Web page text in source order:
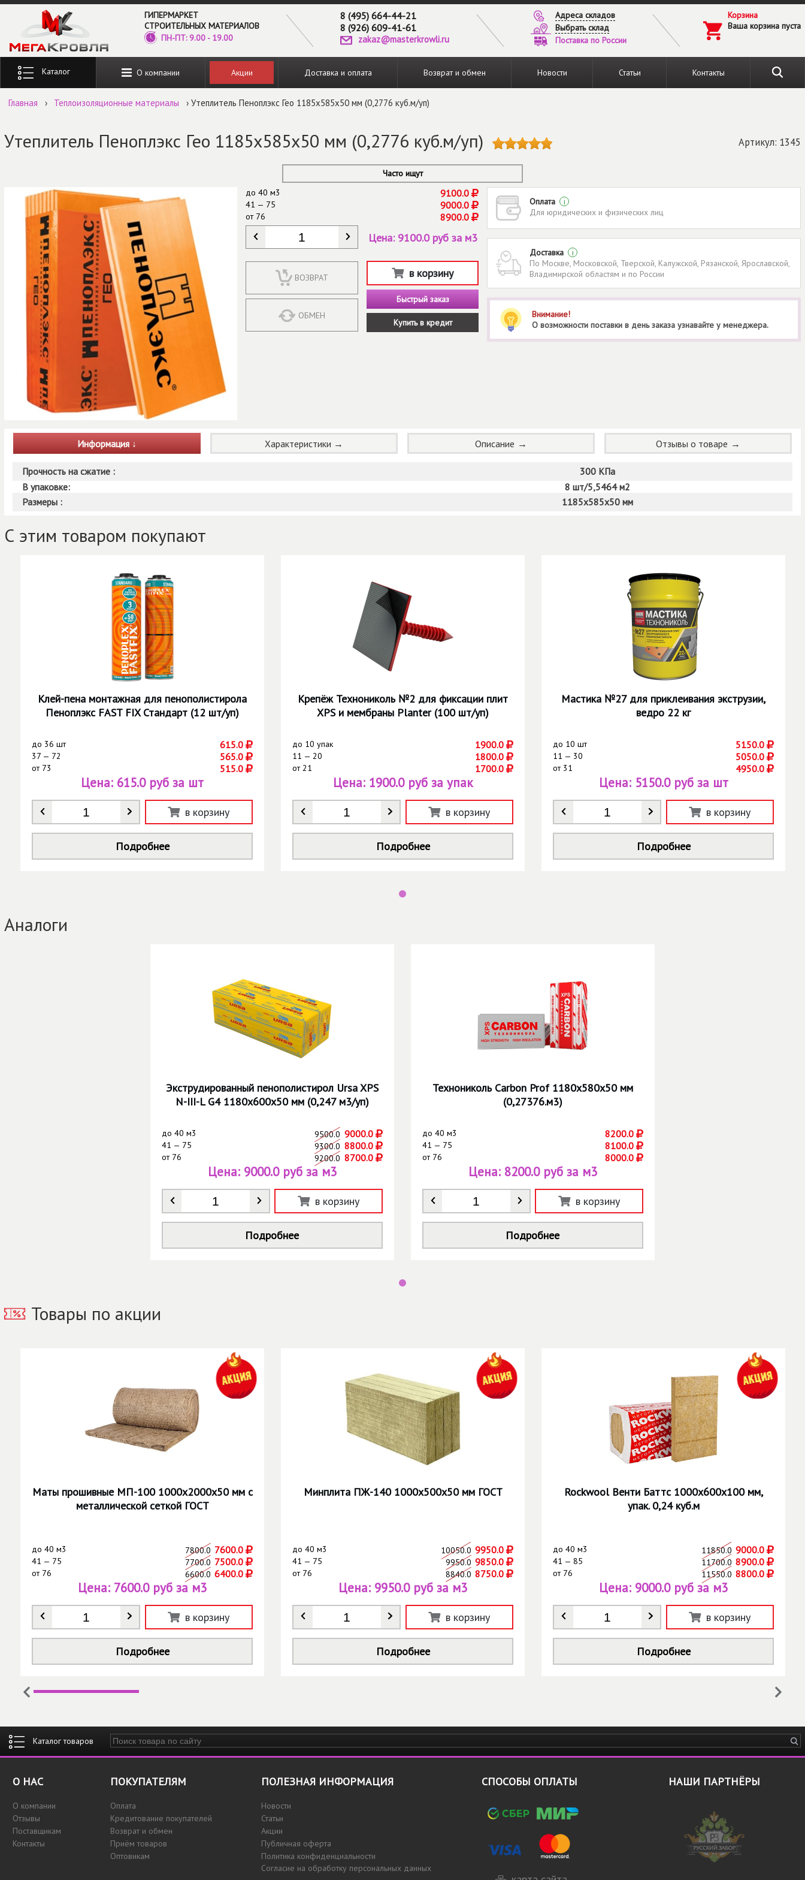
Перейти к основному содержанию
ГИПЕРМАРКЕТ
СТРОИТЕЛЬНЫХ МАТЕРИАЛОВ
ПН-ПТ: 9.00 - 19.00
8 (495) 664-44-21
8 (926) 609-41-61
zakaz@masterkrowli.ru
Адреса складов
Выбрать склад
Поставка по России
Корзина
Ваша корзина пуста
О компании Акции Доставка и оплата Возврат и обмен Новости Статьи Контакты
Введите ключевые слова для поиска
Главная › Теплоизоляционные материалы › Утеплитель Пеноплэкс Гео 1185х585х50 мм (0,2776 куб.м/уп)
Утеплитель Пеноплэкс Гео 1185х585х50 мм (0,2776 куб.м/уп) Артикул: 1345
Часто ищут
до 40 м3 9100.0
41 — 75 9000.0
от76 8900.0
КОЛИЧЕСТВО*
ВОЗВРАТ
ОБМЕН
Цена: 9100.0 руб за м3
в корзину
Быстрый заказ
Купить в кредит
Оплата
i
Для юридических и физических лиц
Доставка
i
По Москве, Московской, Тверской, Калужской, Рязанской, Ярославской,
Владимирской областям и по России
Внимание!
О возможности поставки в день заказа узнавайте у менеджера.
Информация Характеристики Описание Отзывы о товаре
Прочность на сжатие :
300 КПа
В упаковке:
8 шт/5,5464 м2
Размеры :
1185х585х50 мм
С этим товаром покупают
Клей-пена монтажная для пенополистирола
Пеноплэкс FAST FIX Стандарт (12 шт/уп)
до 36 шт 615.0
37 — 72 565.0
от73 515.0
Количество
Цена: 615.0 руб за шт
в корзину
Подробнее
Крепёж Технониколь №2 для фиксации плит
XPS и мембраны Planter (100 шт/уп)
до 10 упак 1900.0
11 — 20 1800.0
от21 1700.0
Количество
Цена: 1900.0 руб за упак
в корзину
Подробнее
Мастика №27 для приклеивания экструзии,
ведро 22 кг
до 10 шт 5150.0
11 — 30 5050.0
от31 4950.0
Количество
Цена: 5150.0 руб за шт
в корзину
Подробнее
Аналоги
Экструдированный пенополистирол Ursa XPS
N-III-L G4 1180х600х50 мм (0,247 м3/уп)
до 40 м3 9500.0 9000.0
41 — 75 9300.0 8800.0
от76 9200.0 8700.0
Количество
Цена: 9000.0 руб за м3
в корзину
Подробнее
Технониколь Carbon Prof 1180х580х50 мм
(0,27376.м3)
до 40 м3 8200.0
41 — 75 8100.0
от76 8000.0
Количество
Цена: 8200.0 руб за м3
в корзину
Подробнее
Товары по акции
Маты прошивные МП-100 1000х2000х50 мм с
металлической сеткой ГОСТ
до 40 м3 7800.0 7600.0
41 — 75 7700.0 7500.0
от76 6600.0 6400.0
Количество
Цена: 7600.0 руб за м3
в корзину
Подробнее
Минплита ПЖ-140 1000х500х50 мм ГОСТ
до 40 м3 10050.0 9950.0
41 — 75 9950.0 9850.0
от76 8840.0 8750.0
Количество
Цена: 9950.0 руб за м3
в корзину
Подробнее
Rockwool Венти Баттс 1000х600х100 мм,
упак. 0,24 куб.м
до 40 м3 11850.0 9000.0
41 — 85 11700.0 8900.0
от76 11550.0 8800.0
Количество
Цена: 9000.0 руб за м3
в корзину
Подробнее
Введите ключевые слова для поиска
О НАС
О компании
Отзывы
Поставщикам
Контакты
ПОКУПАТЕЛЯМ
Оплата
Кредитование покупателей
Возврат и обмен
Приём товаров
Оптовикам
ПОЛЕЗНАЯ ИНФОРМАЦИЯ
Новости
Статьи
Акции
Публичная оферта
Политика конфиденциальности
Согласие на обработку персональных данных
СПОСОБЫ ОПЛАТЫ НАШИ ПАРТНЁРЫ